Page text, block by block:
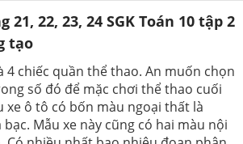
21, 22, 23, 24 SGK Toán 10 tập 2
tạo
4 chiếc quần thể thao. An muốn chọn
số đó để mặc chơi thể thao cuối
xe ô tô có bốn màu ngoại thất là
Mẫu xe này cũng có hai màu nội